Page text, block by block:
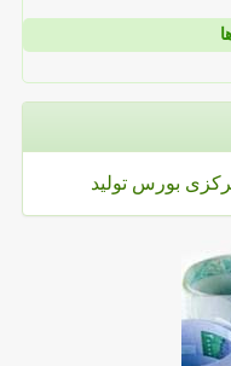
بورس تولید